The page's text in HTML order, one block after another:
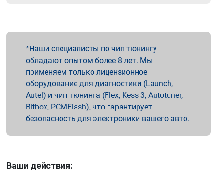
Наши специалисты по чип тюнингу
обладают опытом более 8 лет. Мы
применяем только лицензионное
оборудование для диагностики (Launch,
Autel) и чип тюнинга (Flex, Kess 3, Autotuner,
Bitbox, PCMFlash), что гарантирует
безопасность для электроники вашего авто.
Ваши действия: